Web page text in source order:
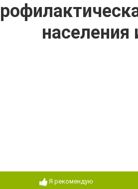
населения
Я рекомендую